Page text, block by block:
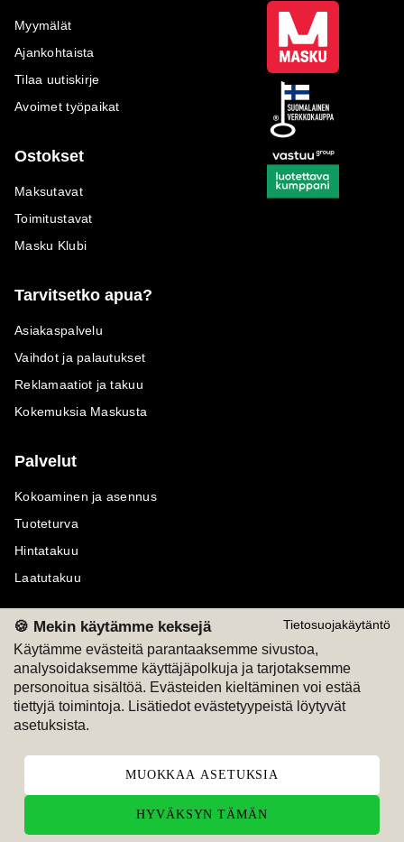
Tietosuojakäytäntö
🍪 Mekin käytämme keksejä
Käytämme evästeitä parantaaksemme sivustoa,
analysoidaksemme käyttäjäpolkuja ja tarjotaksemme
personoitua sisältöä. Evästeiden kieltäminen voi estää
tiettyjä toimintoja. Lisätiedot evästetyypeistä löytyvät
asetuksista.
MUOKKAA ASETUKSIA
HYVÄKSYN TÄMÄN
Myymälät
Ajankohtaista
Tilaa uutiskirje
Avoimet työpaikat
Ostokset
Maksutavat
Toimitustavat
Masku Klubi
Tarvitsetko apua?
Asiakaspalvelu
Vaihdot ja palautukset
Reklamaatiot ja takuu
Kokemuksia Maskusta
Palvelut
Kokoaminen ja asennus
Tuoteturva
Hintatakuu
Laatutakuu
Maksutavat
M
Seuraa meitä